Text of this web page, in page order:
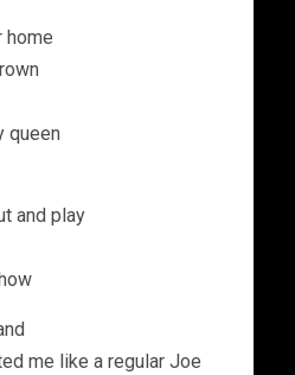
home
queen
and play
me like a regular Joe